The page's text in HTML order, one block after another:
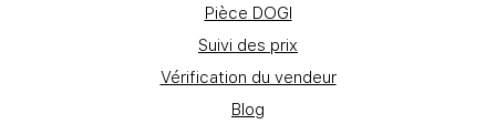
Pièce DOGI
Suivi des prix
Vérification du vendeur
Blog